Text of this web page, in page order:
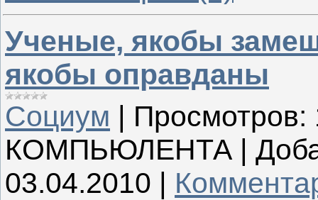
Ученые, якобы
якобы оправданы
Социум | Просмотров:
КОМПЬЮЛЕНТА |
03.04.2010 |